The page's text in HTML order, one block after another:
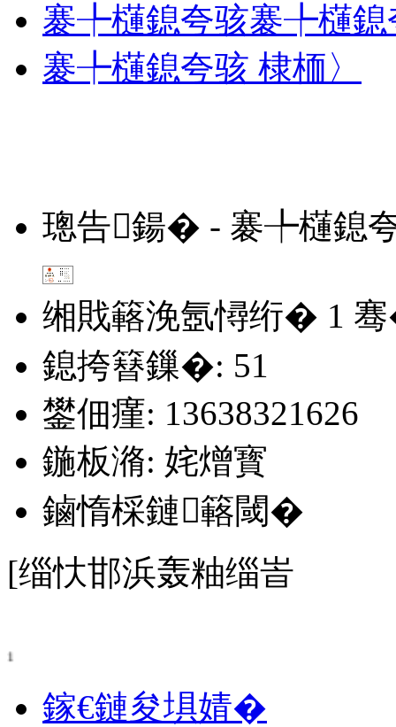
褰╄櫣鎴夸骇褰╄櫣鎴
褰╄櫣鎴夸骇 棣栭〉
璁告鍚� - 褰╄櫣鎴
缃戝簵浼氬憳绗� 1
鎴挎簮鏁�: 51
鐢佃瘽: 13638321626
鍦板潃: 姹熷寳
鏀惰棌鏈簵閾�
[缁忕邯浜轰粙缁峕
鎵€鏈夋埧婧�